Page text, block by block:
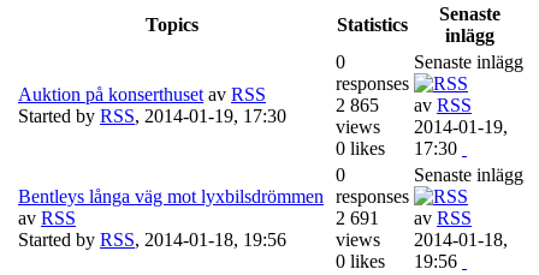
Topics
Statistics
Senaste
inlägg
Auktion på konserthuset av RSS
Started by RSS, 2014-01-19, 17:30
0
responses
2 865
views
0 likes
Senaste inlägg
av RSS
2014-01-19,
17:30
Bentleys långa väg mot lyxbilsdrömmen
av RSS
Started by RSS, 2014-01-18, 19:56
0
responses
2 691
views
0 likes
Senaste inlägg
av RSS
2014-01-18,
19:56